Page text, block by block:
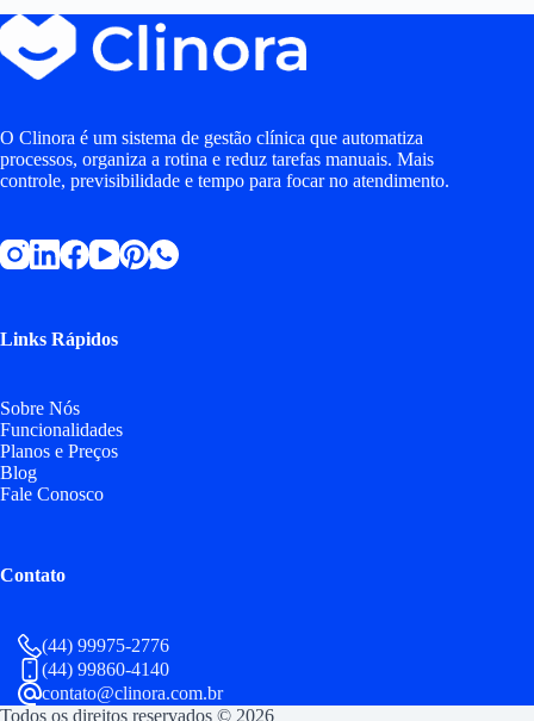
O Clinora é um sistema de gestão clínica que automatiza
processos, organiza a rotina e reduz tarefas manuais. Mais
controle, previsibilidade e tempo para focar no atendimento.
Links Rápidos
Sobre Nós
Funcionalidades
Planos e Preços
Blog
Fale Conosco
Contato
(44) 99975-2776
(44) 99860-4140
contato@clinora.com.br
Todos os direitos reservados © 2026